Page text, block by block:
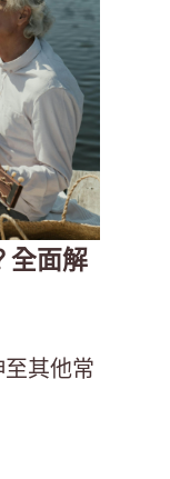
全面解
其他常